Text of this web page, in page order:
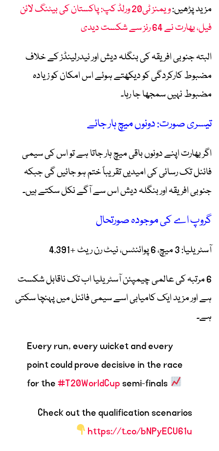
مزید پڑھیں:
ویمنز ٹی20 ورلڈ کپ: پاکستان کی بیٹنگ لائن
فیل، بھارت نے 64 رنز سے شکست دیدی
البتہ جنوبی افریقہ کی بنگلہ دیش اور نیدرلینڈز کے خلاف
مضبوط کارکردگی کو دیکھتے ہوئے اس امکان کو زیادہ
مضبوط نہیں سمجھا جا رہا۔
تیسری صورت: دونوں میچ ہار جائے
اگر بھارت اپنے دونوں باقی میچ ہار جاتا ہے تو اس کی سیمی
فائنل تک رسائی کی امیدیں تقریباً ختم ہو جائیں گی جبکہ
جنوبی افریقہ اور بنگلہ دیش اس سے آگے نکل سکتے ہیں۔
گروپ اے کی موجودہ صورتحال
آسٹریلیا: 3 میچ، 6 پوائنٹس، نیٹ رن ریٹ +4.391
6 مرتبہ کی عالمی چیمپئن آسٹریلیا اب تک ناقابل شکست
ہے اور مزید ایک کامیابی اسے سیمی فائنل میں پہنچا سکتی
ہے۔
Every run, every wicket and every
point could prove decisive in the race
for the#T20WorldCupsemi-finals
Check out the qualification scenarios
https://t.co/bNPyECU61u